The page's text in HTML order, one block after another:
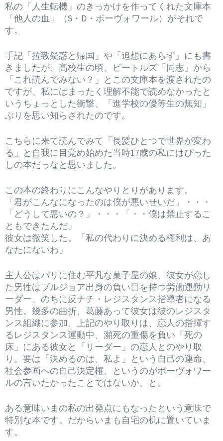
私の「人生転機」のきっかけを作ってくれた文庫本
「他人の血」（S・D・ボーヴォワール）がそれで
す。
手記「拉致疑惑と帰国」や「追想にあらず」にも書
きましたが、高校生の頃、ビートルズ「同志」から
「これ読んでみない？」とこの文庫本を渡されたの
ですが、私にはまったく理解不能で読めなかったと
いうちょっとした衝撃、「進学校の優等生の無知」
ぶりを思い知らされたのです。
こちらに来て読んでみて「長髪ひとつで世界が変わ
る」と自我に目覚め始めた当時17歳の私にはぴった
しの本だっなと思いました。
この本の終わりにこんなやりとりがあります。
「君がこんなになったのは僕が悪いせいだ」・・・
「どうして悪いの？」・・・「・・僕は禁止するこ
ともできたんだ」
彼女は微笑した。「私の代わりに決める権利は、あ
なたにないわ」
主人公はパリに住む平凡な菓子屋の娘、彼女が恋し
た男性はブルジョア出身の負い目を持つ労働運動リ
ーダー、のちに反ナチ・レジスタンス指導者になる
男性。幾多の曲折、葛藤あって彼女は彼のレジスタ
ンス組織に参加、上記のやり取りは、恋人の指揮す
るレジスタンス運動中、瀕死の重傷を負い「死の
床」にある彼女と「リーダー」の恋人とのやり取
り。要は「決めるのは、私よ」という自己の運命、
社会参画への自己決定権、というのがボーヴォワー
ルの言いたかったことではないか、と。
ある意味いまの私の出発点にもなったという意味で
特別な本です。だからいまも自宅の机に置いていま
す。